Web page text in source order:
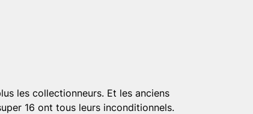
les collectionneurs. Et les anciens
16 ont tous leurs inconditionnels.